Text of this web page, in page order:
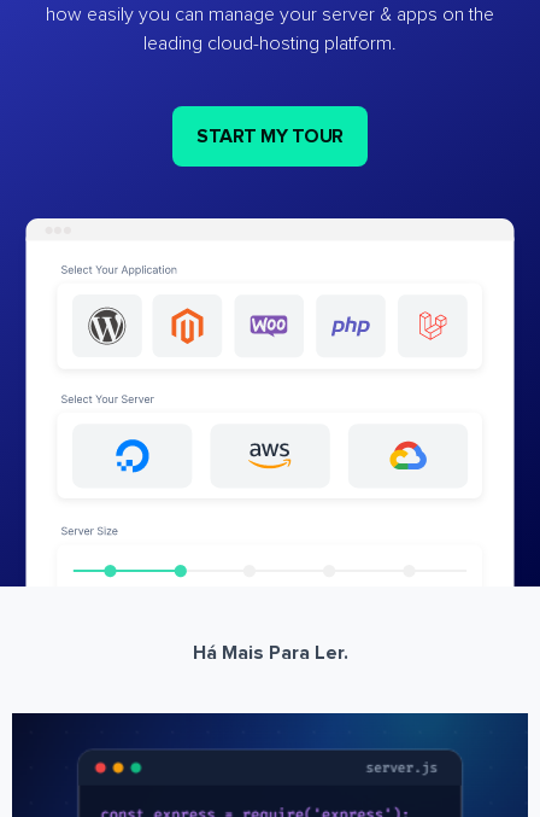
how easily you can manage your server & apps on the
leading cloud-hosting platform.
START MY TOUR
Há Mais Para Ler.